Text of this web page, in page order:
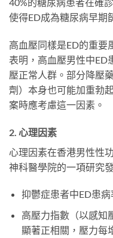
使得ED成為糖尿病早期
高血壓同樣是ED的重要
表明，高血壓男性中ED
壓正常人群。部分降壓
劑）本身也可能加重勃
案時應考慮這一因素。
2. 心理因素
心理因素在香港男性性
神科醫學院的一項研究發
抑鬱症患者中ED患病
高壓力指數（以感知
顯著正相關，壓力每